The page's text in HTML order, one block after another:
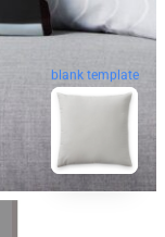
blank template